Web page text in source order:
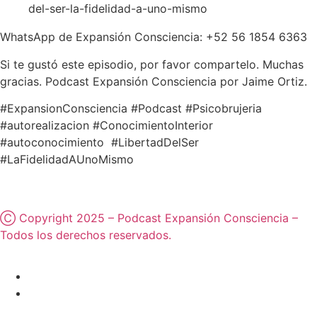
del-ser-la-fidelidad-a-uno-mismo
WhatsApp de Expansión Consciencia: +52 56 1854 6363
Si te gustó este episodio, por favor compartelo. Muchas
gracias. Podcast Expansión Consciencia por Jaime Ortiz.
#ExpansionConsciencia #Podcast #Psicobrujeria
#autorealizacion #ConocimientoInterior
#autoconocimiento #LibertadDelSer
#LaFidelidadAUnoMismo
Ⓒ Copyright 2025 – Podcast Expansión Consciencia –
Todos los derechos reservados.